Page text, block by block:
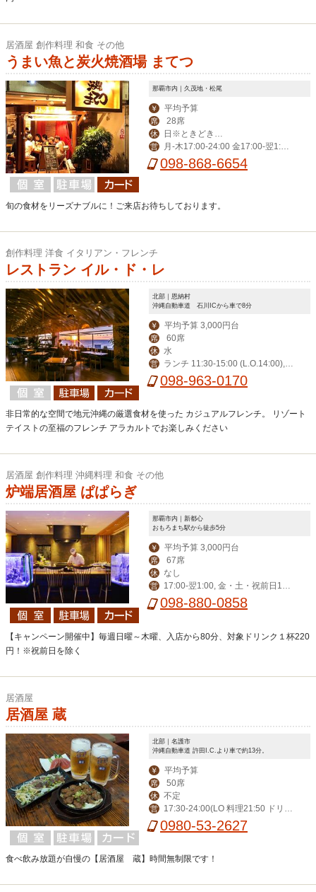
居酒屋 創作料理 和食 その他
うまい魚と炭火焼酒場 まてつ
那覇市内｜久茂地・松尾
￥ 平均予算
席 28席
休
曜日
営
月-木17:00-24:00 金17:00-翌1:00
土15:00-翌1:00
098-868-6654
旬の食材をリーズナブルに！ご来店お待ちしております。
創作料理 洋食 イタリアン・フレンチ
レストラン イル・ド・レ
北部｜恩納村
沖縄自動車道 石川ICから車で8分
￥ 平均予算 3,000円台
席 60席
休 水
営
ランチ 11:30-15:00 (L.O.14:00),デ
ィナー 17:30-23:00 (L.O.21:00)
098-963-0170
非日常的な空間で地元沖縄の厳選食材を使った カジュアルフレンチ。 リゾート
テイストの至福のフレンチ アラカルトでお楽しみください
居酒屋 創作料理 沖縄料理 和食 その他
炉端居酒屋 ぱぱらぎ
那覇市内｜新都心
おもろまち駅から徒歩5分
￥ 平均予算 3,000円台
席 67席
休 なし
営
17:00-翌1:00, 金・土・祝前日17:
00-翌2:00
098-880-0858
【キャンペーン開催中】毎週日曜～木曜、入店から80分、対象ドリンク１杯220
円！※祝前日を除く
居酒屋
居酒屋 蔵
北部｜名護市
沖縄自動車道 許田I.C.より車で約13分。
￥ 平均予算
席 50席
休 不定
営
17:30-24:00(LO 料理21:50 ドリン
ク23:45)
0980-53-2627
食べ飲み放題が自慢の【居酒屋 蔵】時間無制限です！